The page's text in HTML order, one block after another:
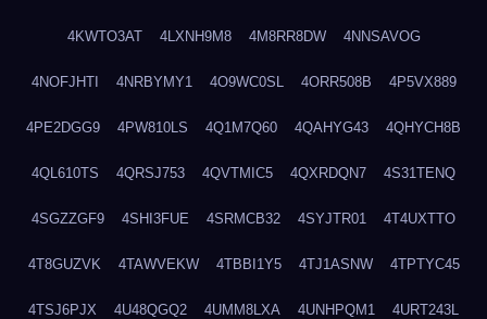
4KWTO3AT 4LXNH9M8 4M8RR8DW 4NNSAVOG
4NOFJHTI 4NRBYMY1 4O9WC0SL 4ORR508B 4P5VX889
4PE2DGG9 4PW810LS 4Q1M7Q60 4QAHYG43 4QHYCH8B
4QL610TS 4QRSJ753 4QVTMIC5 4QXRDQN7 4S31TENQ
4SGZZGF9 4SHI3FUE 4SRMCB32 4SYJTR01 4T4UXTTO
4T8GUZVK 4TAWVEKW 4TBBI1Y5 4TJ1ASNW 4TPTYC45
4TSJ6PJX 4U48QGQ2 4UMM8LXA 4UNHPQM1 4URT243L